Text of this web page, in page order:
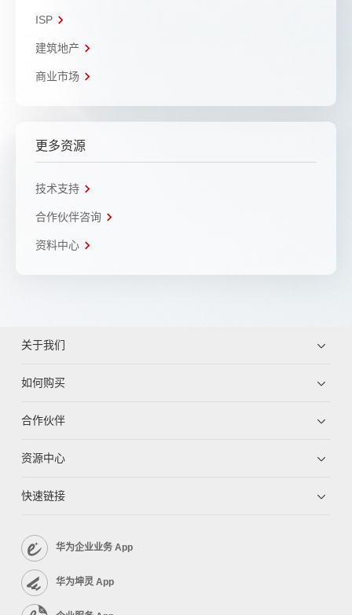
ISP
建筑地产
商业市场
更多资源
技术支持
合作伙伴咨询
资料中心
关于我们
如何购买
合作伙伴
资源中心
快速链接
华为企业业务 App
华为坤灵 App